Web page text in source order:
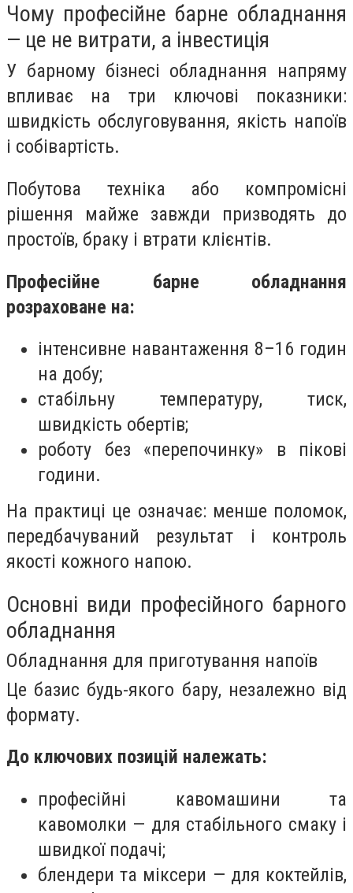
Чому професійне барне обладнання
— це не витрати, а інвестиція
У барному бізнесі обладнання напряму
впливає на три ключові показники:
швидкість обслуговування, якість напоїв
і собівартість.
Побутова техніка або компромісні
рішення майже завжди призводять до
простоїв, браку і втрати клієнтів.
Професійне барне обладнання
розраховане на:
інтенсивне навантаження 8–16 годин
на добу;
стабільну температуру, тиск,
швидкість обертів;
роботу без «перепочинку» в пікові
години.
На практиці це означає: менше поломок,
передбачуваний результат і контроль
якості кожного напою.
Основні види професійного барного
обладнання
Обладнання для приготування напоїв
Це базис будь-якого бару, незалежно від
формату.
До ключових позицій належать:
професійні кавомашини та
кавомолки — для стабільного смаку і
швидкої подачі;
блендери та міксери — для коктейлів,